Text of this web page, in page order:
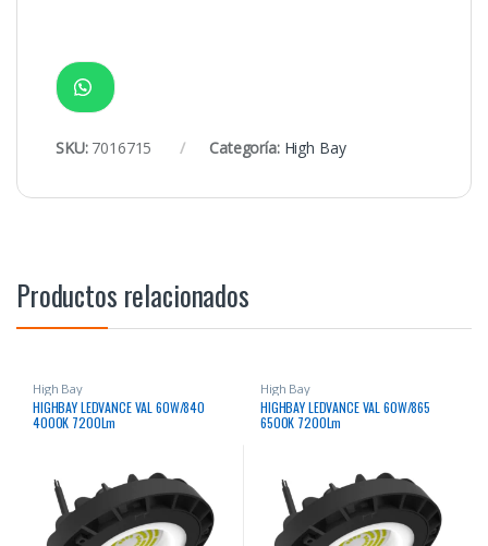
SKU: 7016715 Categoría: High Bay
Productos relacionados
High Bay
HIGHBAY LEDVANCE VAL 60W/840
4000K 7200Lm
High Bay
HIGHBAY LEDVANCE VAL 60W/865
6500K 7200Lm